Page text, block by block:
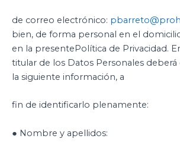
de correo electrónico:
bien, de forma personal en el
en la presentePolítica de Privacidad.
titular de los Datos Personales
la siguiente información, a
fin de identificarlo plenamente:
● Nombre y apellidos: